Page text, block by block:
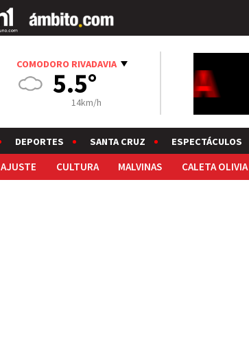
COMODORO RIVADAVIA
5.5°
14km/h
DEPORTES SANTA CRUZ ESPECTÁCULOS
AJUSTE CULTURA MALVINAS CALETA OLIVIA